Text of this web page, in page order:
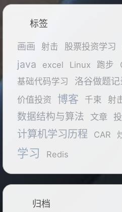
标签
画画 射击 股票投资学习
java excel Linux 跑步
基础代码学习 洛谷做题记
价值投资
博客 千束 射
数据结构与算法 文章
计算机学习历程 CAR
学习 Redis
归档